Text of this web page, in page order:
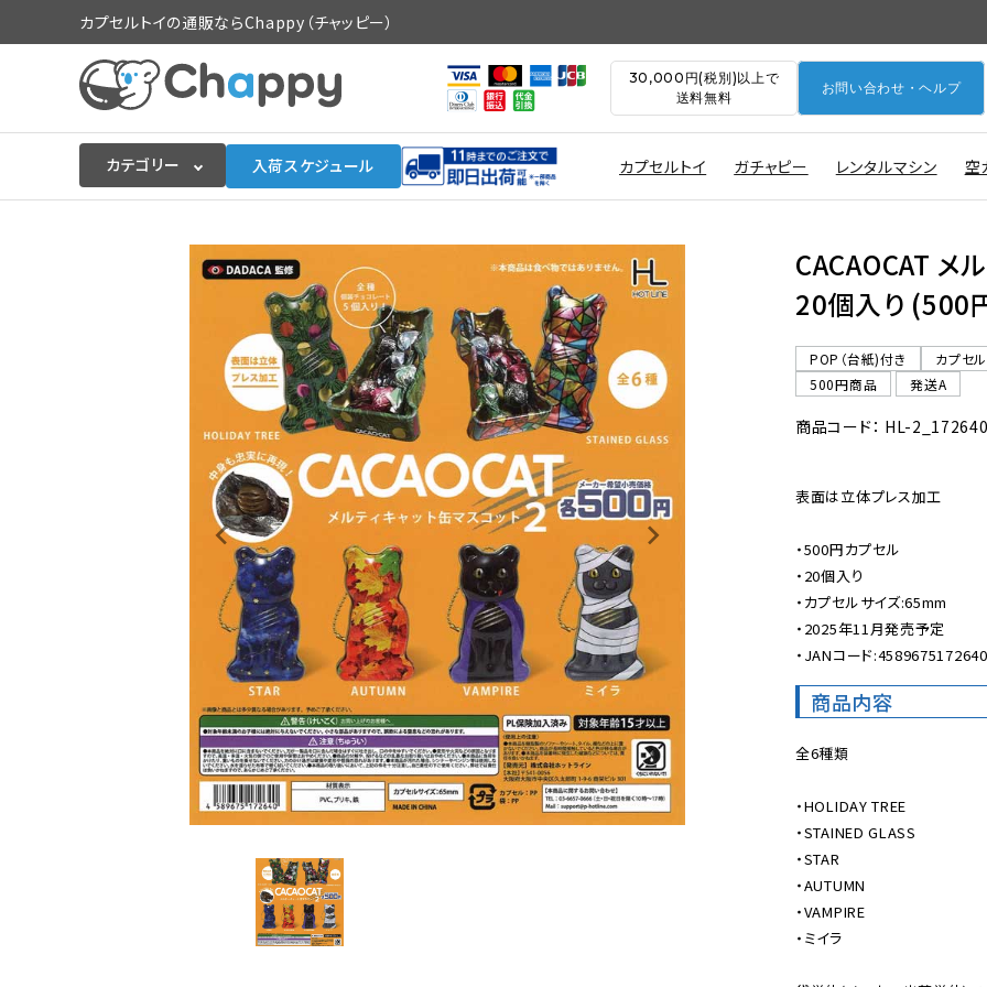
カプセルトイの通販ならChappy（チャッピー）
30,000円(税別)以上で
送料無料
お問い合わせ・ヘルプ
カテゴリー 入荷スケジュール カプセルトイ ガチャピー レンタルマシン 空
入荷スケジュールをチェック
カプセルトイマシン本体
よくあるご質問
ご利用ガイド
06-6282-7659
CACAOCAT メ
20個入り (500
POP（台紙)付き
カプセ
500円商品
発送A
商品コード： HL-
表面は立体プレス加工
・500円カプセル
・20個入り
・カプセルサイズ:65mm
・2025年11月発売予定
・JANコード:4589675172640
商品内容
全6種類
・HOLIDAY TREE
・STAINED GLASS
・STAR
・AUTUMN
・VAMPIRE
・ミイラ